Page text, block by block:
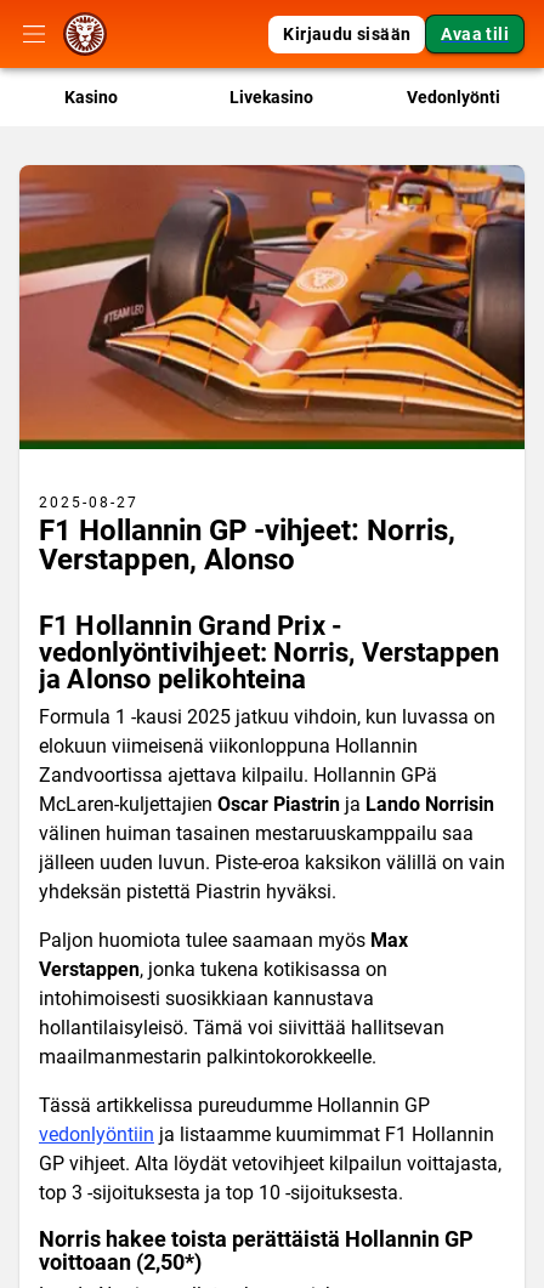
Kirjaudu sisään Avaa tili
Kasino Livekasino Vedonlyönti
2025-08-27
F1 Hollannin GP -vihjeet: Norris,
Verstappen, Alonso
F1 Hollannin Grand Prix -
vedonlyöntivihjeet: Norris, Verstappen
ja Alonso pelikohteina
Formula 1 -kausi 2025 jatkuu vihdoin, kun luvassa on
elokuun viimeisenä viikonloppuna Hollannin
Zandvoortissa ajettava kilpailu. Hollannin GPä
McLaren-kuljettajien Oscar Piastrin ja Lando Norrisin
välinen huiman tasainen mestaruuskamppailu saa
jälleen uuden luvun. Piste-eroa kaksikon välillä on vain
yhdeksän pistettä Piastrin hyväksi.
Paljon huomiota tulee saamaan myös Max
Verstappen, jonka tukena kotikisassa on
intohimoisesti suosikkiaan kannustava
hollantilaisyleisö. Tämä voi siivittää hallitsevan
maailmanmestarin palkintokorokkeelle.
Tässä artikkelissa pureudumme Hollannin GP
vedonlyöntiin ja listaamme kuumimmat F1 Hollannin
GP vihjeet. Alta löydät vetovihjeet kilpailun voittajasta,
top 3 -sijoituksesta ja top 10 -sijoituksesta.
Norris hakee toista perättäistä Hollannin GP
voittoaan (2,50*)